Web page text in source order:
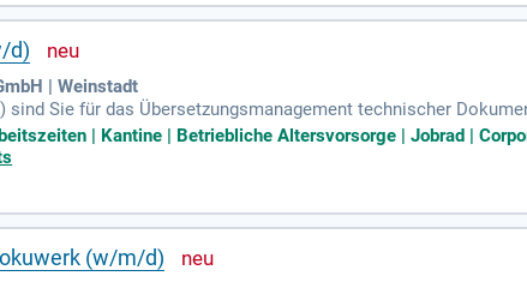
d)
| Weinstadt
Sie für das Übersetzungsmanagement technischer
Erstellung von Foto- und Videoaufnahmen sowie Grafiken
Qualifikation abgeschlossen. Quereinsteiger mit
idealerweise Frame Maker, und den gängigen MS-Office-
können.
| Kantine | Betriebliche Altersvorsorge | Jobrad |
(w/m/d)